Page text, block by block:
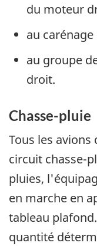
du moteur
au
au groupe
droit.
Chasse-pluie
Tous les
circuit chasse-
pluies,
en marche en
tableau
quantité